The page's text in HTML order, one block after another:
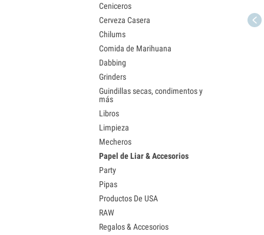
Ceniceros
Cerveza Casera
Chilums
Comida de Marihuana
Dabbing
Grinders
Guindillas secas, condimentos y
más
Libros
Limpieza
Mecheros
Papel de Liar & Accesorios
Party
Pipas
Productos De USA
RAW
Regalos & Accesorios